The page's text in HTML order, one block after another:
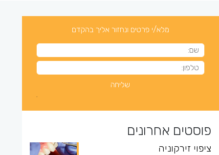
מלא/י פרטים ונחזור אליך בהקדם
פוסטים אחרונים
ציפוי זירקוניה